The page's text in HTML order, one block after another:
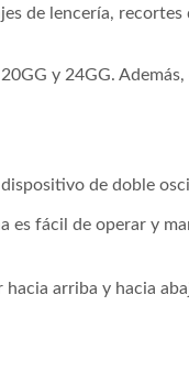
de lencería, recortes
y 24GG.
de doble
fácil de operar y
arriba y hacia